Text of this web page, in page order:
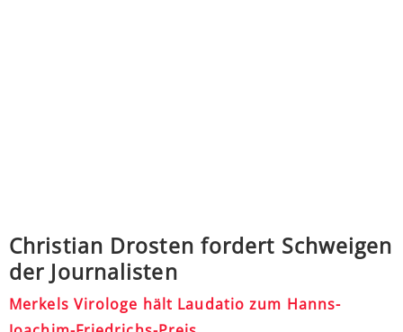
Christian Drosten fordert Schweigen
der Journalisten
Merkels Virologe hält Laudatio zum Hanns-